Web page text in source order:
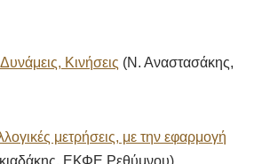
Κινήσεις (Ν. Αναστασάκης,
μετρήσεις, με την εφαρμογή
ΕΚΦΕ Ρεθύμνου)